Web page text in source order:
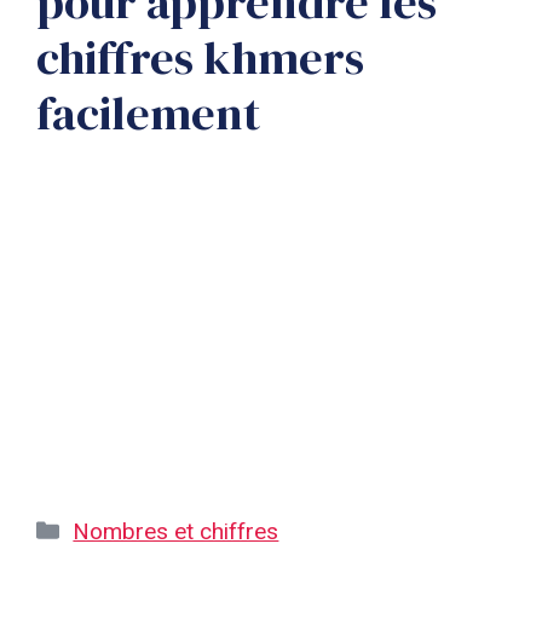
chiffres khmers
facilement
Catégories
Nombres et chiffres